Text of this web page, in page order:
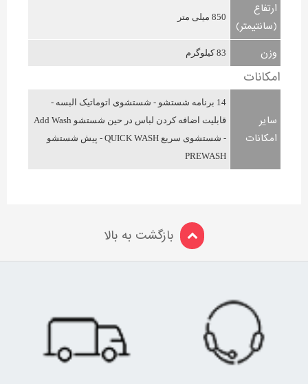
ارتفاع
(سانتیمتر)
850 میلی متر
وزن 83 کیلوگرم
امکانات
سایر
امکانات
14 برنامه شستشو - شستشوی اتوماتیک البسه -
قابلیت اضافه کردن لباس در حین شستشو Add Wash
- شستشوی سریع QUICK WASH - پیش شستشو
PREWASH
بازگشت به بالا